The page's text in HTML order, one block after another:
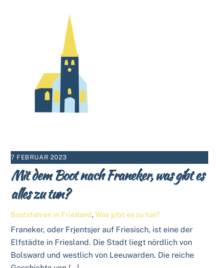
7 FEBRUAR 2023
Mit dem Boot nach Franeker, was gibt es
alles zu tun?
Bootsfahren in Friesland,Was gibt es zu tun?
Franeker, oder Frjentsjer auf Friesisch, ist eine der
Elfstädte in Friesland. Die Stadt liegt nördlich von
Bolsward und westlich von Leeuwarden. Die reiche